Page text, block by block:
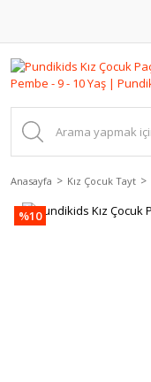
Anasayfa Kız Çocuk Tayt
%10